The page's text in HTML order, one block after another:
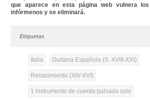
que aparece en esta página web vulnera
infórmenos y se eliminará.
Etiquetas
Italia Guitarra Española (S. XVIII-XXI)
Renacimiento (XIV-XVI)
1 instrumento de cuerda pulsada solo